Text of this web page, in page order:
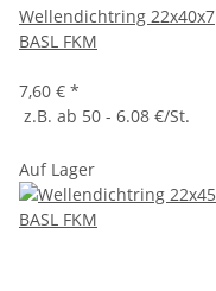
Wellendichtring 22x40x7
BASL FKM
7,60 € *
z.B. ab 50 - 6.08 €/St.
Auf Lager